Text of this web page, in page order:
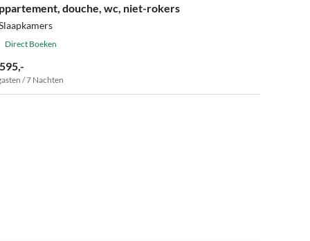
douche, wc, niet-rokers
Direct Boeken
/ 7 Nachten